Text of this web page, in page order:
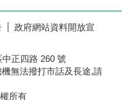
政府網站資料開放宣
中正四路 260 號
無法撥打市話及長途,請
所有